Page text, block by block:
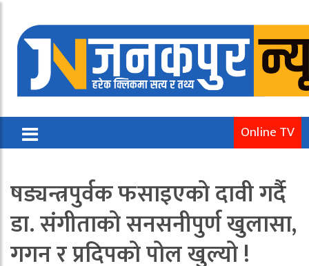
Online TV
षड्यन्त्रपुर्वक फसाइएको दावी गर्दै
डा. संगीताको सनसनीपुर्ण खुलासा,
गगन र प्रदिपको पोल खुल्यो !